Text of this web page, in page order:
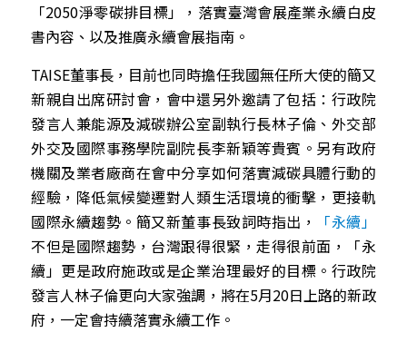
「2050淨零碳排目標」，落實臺灣會展產業永續白皮
書內容、以及推廣永續會展指南。
TAISE董事長，目前也同時擔任我國無任所大使的簡又
新親自出席研討會，會中還另外邀請了包括：行政院
發言人兼能源及減碳辦公室副執行長林子倫、外交部
外交及國際事務學院副院長李新穎等貴賓。另有政府
機關及業者廠商在會中分享如何落實減碳具體行動的
經驗，降低氣候變遷對人類生活環境的衝擊，更接軌
國際永續趨勢。簡又新董事長致詞時指出，
「永續」
不但是國際趨勢，台灣跟得很緊，走得很前面，「永
續」更是政府施政或是企業治理最好的目標。行政院
發言人林子倫更向大家強調，將在5月20日上路的新政
府，一定會持續落實永續工作。